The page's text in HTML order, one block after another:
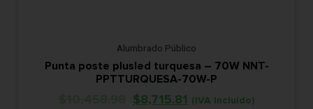
Alumbrado Público
Punta poste plusled turquesa – 70W NNT-
PPTTURQUESA-70W-P
$8,715.81 (IVA Incluido)